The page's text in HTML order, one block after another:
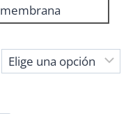
membrana